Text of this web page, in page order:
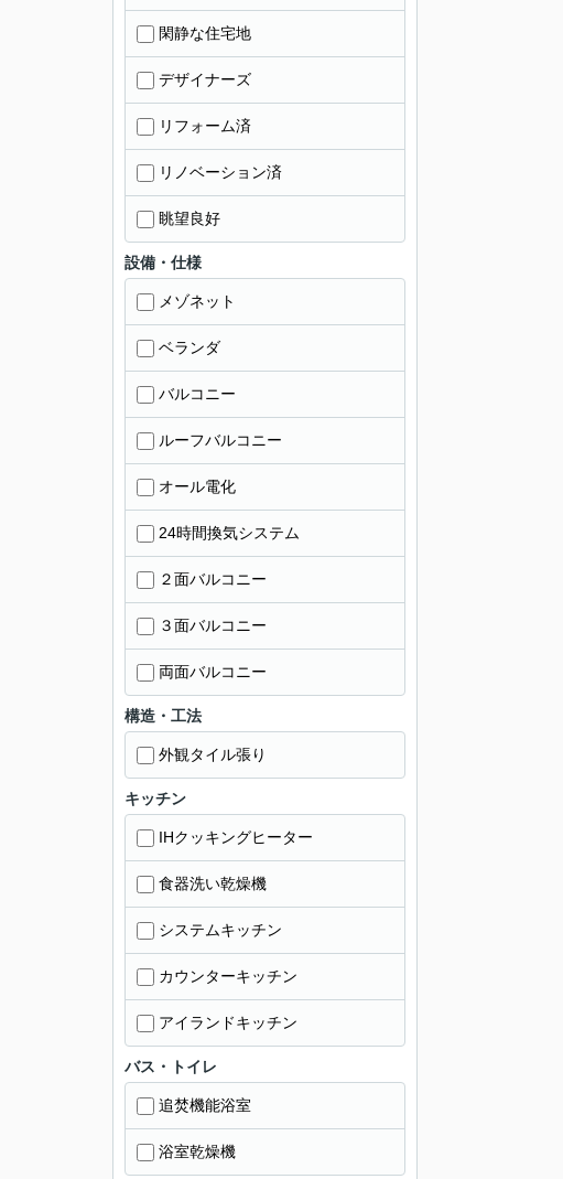
閑静な住宅地
デザイナーズ
リフォーム済
リノベーション済
眺望良好
設備・仕様
メゾネット
ベランダ
バルコニー
ルーフバルコニー
オール電化
24時間換気システム
２面バルコニー
３面バルコニー
両面バルコニー
構造・工法
外観タイル張り
キッチン
IHクッキングヒーター
食器洗い乾燥機
システムキッチン
カウンターキッチン
アイランドキッチン
バス・トイレ
追焚機能浴室
浴室乾燥機